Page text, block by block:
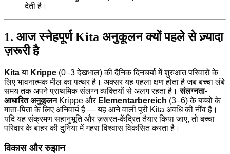
देती है।
1. आज स्नेहपूर्ण Kita अनुकूलन क्यों पहले से ज़्यादा
ज़रूरी है
Kitaया Krippe (0–3 देखभाल) की दैनिक दिनचर्या में शुरुआत परिवारों के
लिए भावनात्मक मील का पत्थर है। अक्सर यह पहला क्षण होता है जब बच्चा लंबे
समय तक अपने प्राथमिक संलग्न व्यक्तियों से अलग रहता है।संलग्नता-
आधारित अनुकूलनKrippe और Elementarbereich (3–6) के बच्चों के
माता-पिता के लिए अनिवार्य है — यह आने वाली पूरी Kita अवधि की नींव है।
यदि यह संक्रमण सहानुभूति और ज़रूरत-केंद्रित तैयार किया जाए, तो बच्चा
परिवार के बाहर की दुनिया में गहरा विश्वास विकसित करता है।
विकास और रुझान